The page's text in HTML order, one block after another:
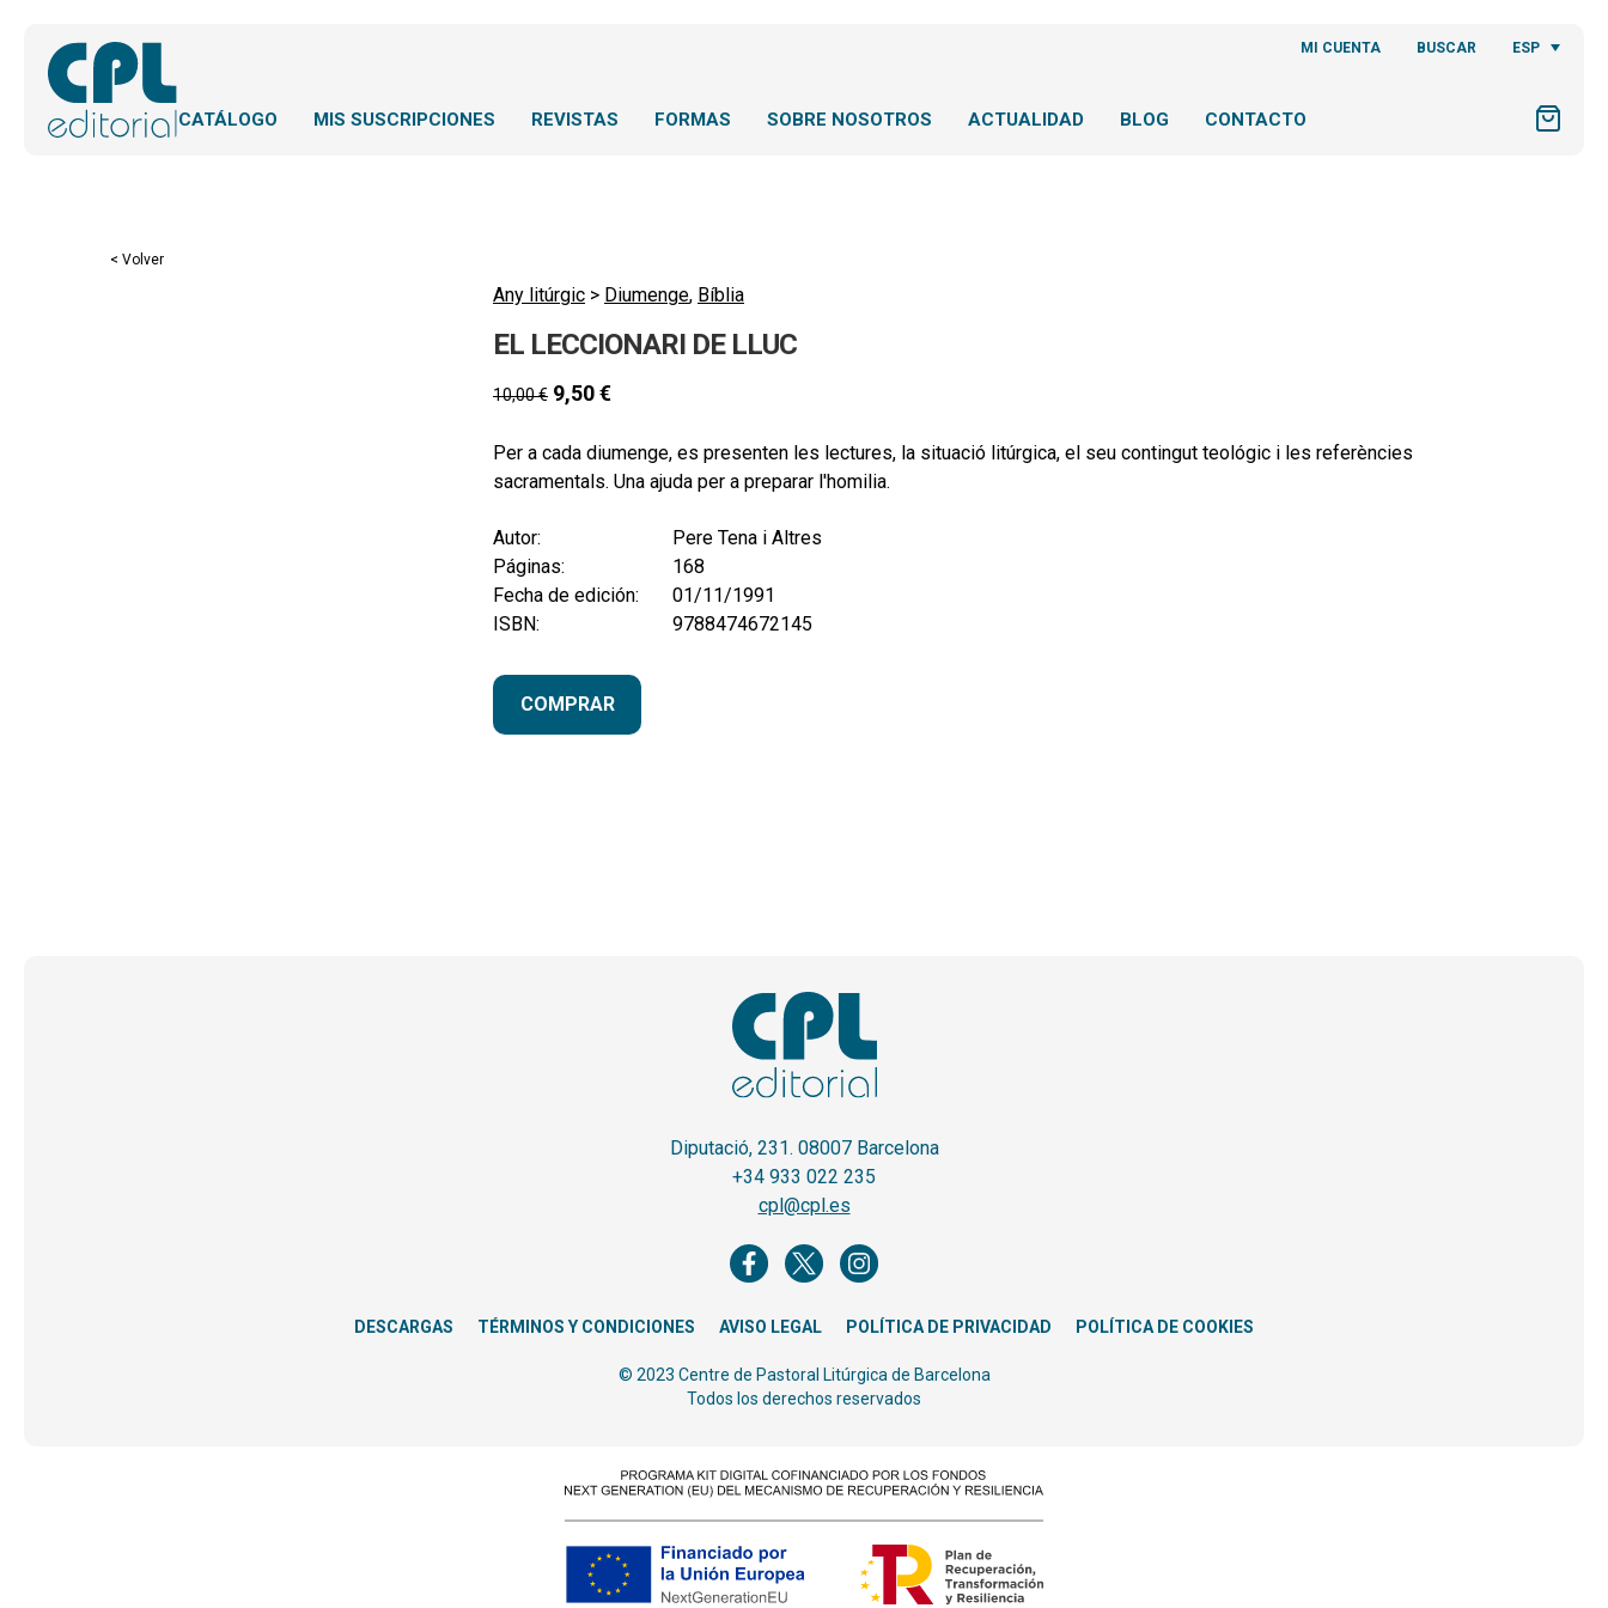
MI CUENTA BUSCAR ESP
CATÁLOGO MIS SUSCRIPCIONES REVISTAS FORMAS SOBRE NOSOTROS ACTUALIDAD BLOG CONTACTO
< Volver
Any litúrgic > Diumenge, Bíblia
EL LECCIONARI DE LLUC
10,00€ 9,50€
Per a cada diumenge, es presenten les lectures, la situació litúrgica, el seu contingut teológic i les referències
sacramentals. Una ajuda per a preparar l'homilia.
Autor:
Pere Tena i Altres
Páginas:
168
Fecha de edición:
01/11/1991
ISBN:
9788474672145
COMPRAR
Diputació, 231. 08007 Barcelona
+34 933 022 235
cpl@cpl.es
DESCARGAS TÉRMINOS Y CONDICIONES AVISO LEGAL POLÍTICA DE PRIVACIDAD POLÍTICA DE COOKIES
© 2023 Centre de Pastoral Litúrgica de Barcelona
Todos los derechos reservados